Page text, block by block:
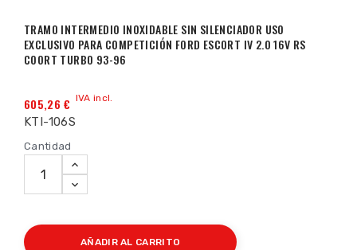
TRAMO INTERMEDIO INOXIDABLE SIN SILENCIADOR USO
EXCLUSIVO PARA COMPETICIÓN FORD ESCORT IV 2.0 16V RS
COORT TURBO 93-96
605,26 € IVA incl.
KTI-106S
Cantidad
AÑADIR AL CARRITO